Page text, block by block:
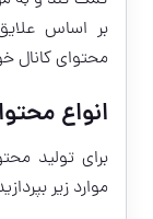
بر اساس
محتوای کانال
انواع
برای تولید
موارد زیر